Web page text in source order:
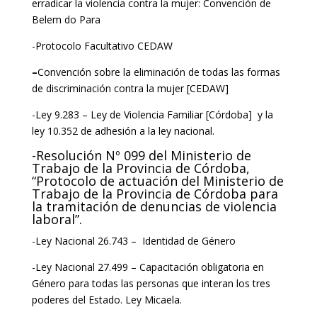
erradicar la violencia contra la mujer: Convención de
Belem do Para
-Protocolo Facultativo CEDAW
–Convención sobre la eliminación de todas las formas
de discriminación contra la mujer [CEDAW]
-Ley 9.283 – Ley de Violencia Familiar [Córdoba] y la
ley 10.352 de adhesión a la ley nacional.
-Resolución Nº 099 del Ministerio de
Trabajo de la Provincia de Córdoba,
“Protocolo de actuación del Ministerio de
Trabajo de la Provincia de Córdoba para
la tramitación de denuncias de violencia
laboral”.
-Ley Nacional 26.743 – Identidad de Género
-Ley Nacional 27.499 – Capacitación obligatoria en
Género para todas las personas que interan los tres
poderes del Estado. Ley Micaela.